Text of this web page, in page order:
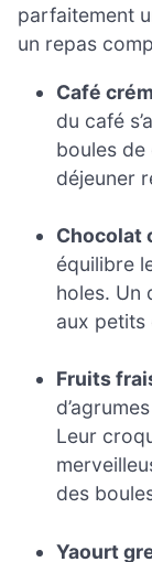
parfaitement
un repas
Café
du café
boules
déjeuner
Chocolat
équilibre
holes. Un
aux petits
Fruits
Leur
des
Yaourt